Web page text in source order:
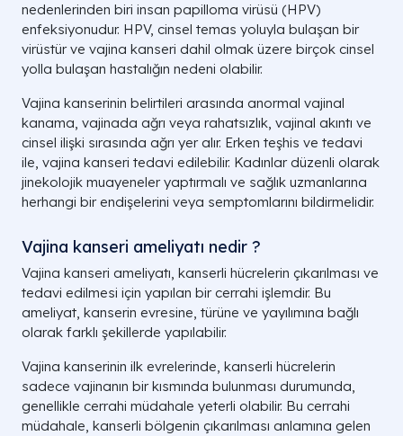
nedenlerinden biri insan papilloma virüsü (HPV)
enfeksiyonudur. HPV, cinsel temas yoluyla bulaşan bir
virüstür ve vajina kanseri dahil olmak üzere birçok cinsel
yolla bulaşan hastalığın nedeni olabilir.
Vajina kanserinin belirtileri arasında anormal vajinal
kanama, vajinada ağrı veya rahatsızlık, vajinal akıntı ve
cinsel ilişki sırasında ağrı yer alır. Erken teşhis ve tedavi
ile, vajina kanseri tedavi edilebilir. Kadınlar düzenli olarak
jinekolojik muayeneler yaptırmalı ve sağlık uzmanlarına
herhangi bir endişelerini veya semptomlarını bildirmelidir.
Vajina kanseri ameliyatı nedir ?
Vajina kanseri ameliyatı, kanserli hücrelerin çıkarılması ve
tedavi edilmesi için yapılan bir cerrahi işlemdir. Bu
ameliyat, kanserin evresine, türüne ve yayılımına bağlı
olarak farklı şekillerde yapılabilir.
Vajina kanserinin ilk evrelerinde, kanserli hücrelerin
sadece vajinanın bir kısmında bulunması durumunda,
genellikle cerrahi müdahale yeterli olabilir. Bu cerrahi
müdahale, kanserli bölgenin çıkarılması anlamına gelen